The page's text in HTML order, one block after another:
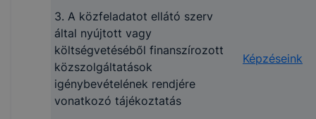
1. A közfeladatot ellátó
szerv által alapított
költségvetési szerv
neve, székhelye, a
költségvetési szervet
alapító jogszabály
megjelölése, illetve azt
3. A közfeladatot ellátó szerv
által nyújtott vagy
költségvetéséből finanszírozott
közszolgáltatások
igénybevételének rendjére
vonatkozó tájékoztatás
Képzéseink